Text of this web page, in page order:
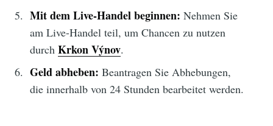
Mit dem Live-Handel beginnen: Nehmen Sie
am Live-Handel teil, um Chancen zu nutzen
durch Krkon Výnov.
Geld abheben: Beantragen Sie Abhebungen,
die innerhalb von 24 Stunden bearbeitet werden.